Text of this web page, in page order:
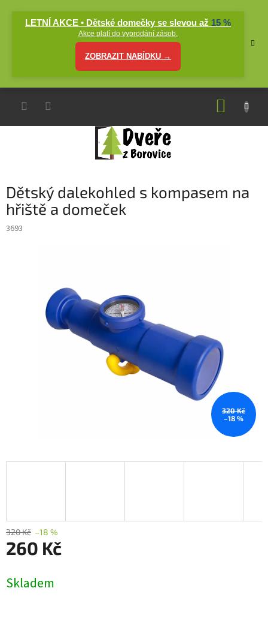
LETNÍ AKCE • Dětské domečky se slevou až 15 %
Akce platí do vyprodání zásob.
ZOBRAZIT NABÍDKU →
Dětský dalekohled s kompasem na
hřiště a domeček
3693
320 Kč
–18 %
320 Kč –18 %
260 Kč
cena:
Skladem